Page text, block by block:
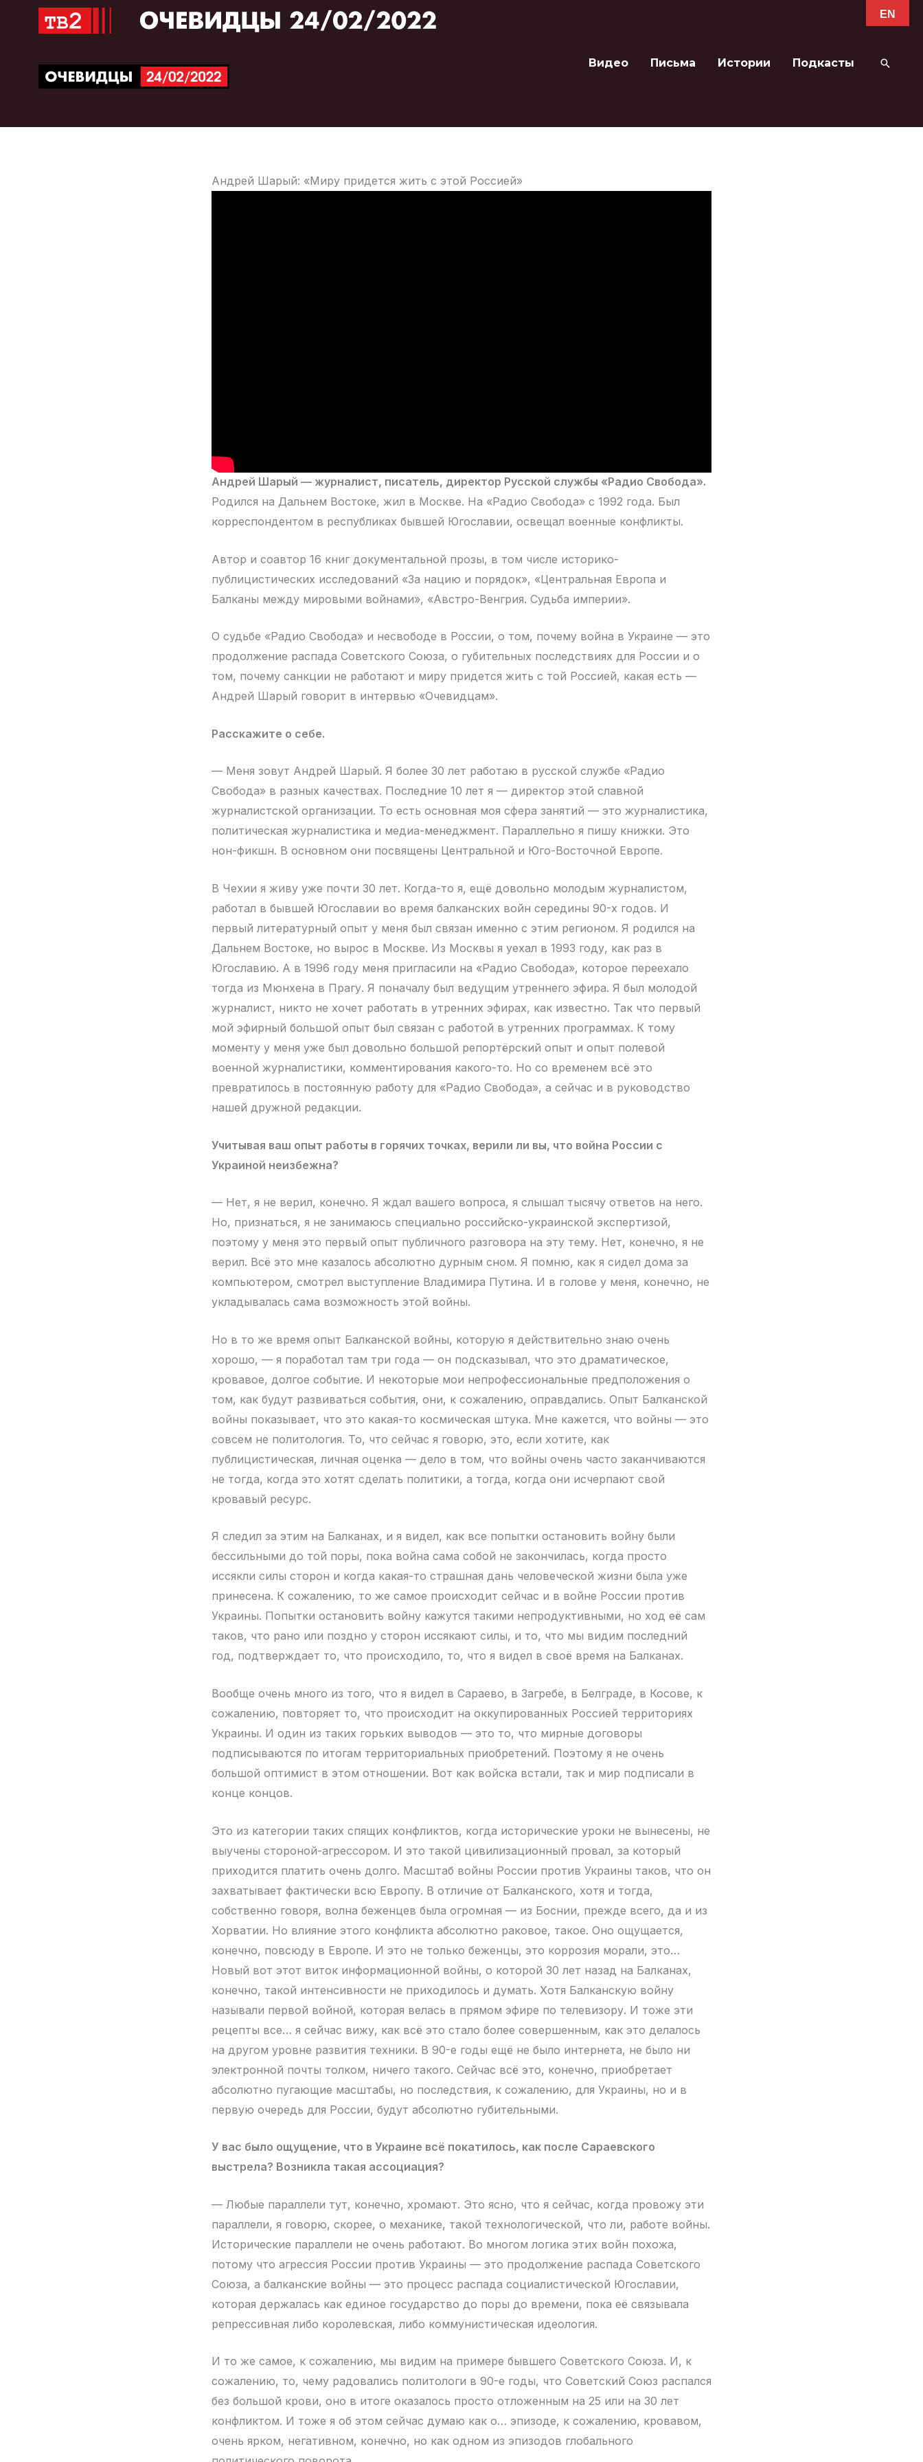
Перейти
Видео Письма Истории Подкасты Поиск
Андрей Шарый: «Миру придется жить с этой Россией»
Андрей Шарый — журналист, писатель, директор Русской службы «Радио Свобода».
Родился на Дальнем Востоке, жил в Москве. На «Радио Свобода» с 1992 года. Был
корреспондентом в республиках бывшей Югославии, освещал военные конфликты.
Автор и соавтор 16 книг документальной прозы, в том числе историко-
публицистических исследований «За нацию и порядок», «Центральная Европа и
Балканы между мировыми войнами», «Австро-Венгрия. Судьба империи».
О судьбе «Радио Свобода» и несвободе в России, о том, почему война в Украине — это
продолжение распада Советского Союза, о губительных последствиях для России и о
том, почему санкции не работают и миру придется жить с той Россией, какая есть —
Андрей Шарый говорит в интервью «Очевидцам».
Расскажите о себе.
— Меня зовут Андрей Шарый. Я более 30 лет работаю в русской службе «Радио
Свобода» в разных качествах. Последние 10 лет я — директор этой славной
журналистской организации. То есть основная моя сфера занятий — это журналистика,
политическая журналистика и медиа-менеджмент. Параллельно я пишу книжки. Это
нон-фикшн. В основном они посвящены Центральной и Юго-Восточной Европе.
В Чехии я живу уже почти 30 лет. Когда-то я, ещё довольно молодым журналистом,
работал в бывшей Югославии во время балканских войн середины 90-х годов. И
первый литературный опыт у меня был связан именно с этим регионом. Я родился на
Дальнем Востоке, но вырос в Москве. Из Москвы я уехал в 1993 году, как раз в
Югославию. А в 1996 году меня пригласили на «Радио Свобода», которое переехало
тогда из Мюнхена в Прагу. Я поначалу был ведущим утреннего эфира. Я был молодой
журналист, никто не хочет работать в утренних эфирах, как известно. Так что первый
мой эфирный большой опыт был связан с работой в утренних программах. К тому
моменту у меня уже был довольно большой репортёрский опыт и опыт полевой
военной журналистики, комментирования какого-то. Но со временем всё это
превратилось в постоянную работу для «Радио Свобода», а сейчас и в руководство
нашей дружной редакции.
Учитывая ваш опыт работы в горячих точках, верили ли вы, что война России с
Украиной неизбежна?
— Нет, я не верил, конечно. Я ждал вашего вопроса, я слышал тысячу ответов на него.
Но, признаться, я не занимаюсь специально российско-украинской экспертизой,
поэтому у меня это первый опыт публичного разговора на эту тему. Нет, конечно, я не
верил. Всё это мне казалось абсолютно дурным сном. Я помню, как я сидел дома за
компьютером, смотрел выступление Владимира Путина. И в голове у меня, конечно, не
укладывалась сама возможность этой войны.
Но в то же время опыт Балканской войны, которую я действительно знаю очень
хорошо, — я поработал там три года — он подсказывал, что это драматическое,
кровавое, долгое событие. И некоторые мои непрофессиональные предположения о
том, как будут развиваться события, они, к сожалению, оправдались. Опыт Балканской
войны показывает, что это какая-то космическая штука. Мне кажется, что войны — это
совсем не политология. То, что сейчас я говорю, это, если хотите, как
публицистическая, личная оценка — дело в том, что войны очень часто заканчиваются
не тогда, когда это хотят сделать политики, а тогда, когда они исчерпают свой
кровавый ресурс.
Я следил за этим на Балканах, и я видел, как все попытки остановить войну были
бессильными до той поры, пока война сама собой не закончилась, когда просто
иссякли силы сторон и когда какая-то страшная дань человеческой жизни была уже
принесена. К сожалению, то же самое происходит сейчас и в войне России против
Украины. Попытки остановить войну кажутся такими непродуктивными, но ход её сам
таков, что рано или поздно у сторон иссякают силы, и то, что мы видим последний
год, подтверждает то, что происходило, то, что я видел в своё время на Балканах.
Вообще очень много из того, что я видел в Сараево, в Загребе, в Белграде, в Косове, к
сожалению, повторяет то, что происходит на оккупированных Россией территориях
Украины. И один из таких горьких выводов — это то, что мирные договоры
подписываются по итогам территориальных приобретений. Поэтому я не очень
большой оптимист в этом отношении. Вот как войска встали, так и мир подписали в
конце концов.
Это из категории таких спящих конфликтов, когда исторические уроки не вынесены, не
выучены стороной-агрессором. И это такой цивилизационный провал, за который
приходится платить очень долго. Масштаб войны России против Украины таков, что он
захватывает фактически всю Европу. В отличие от Балканского, хотя и тогда,
собственно говоря, волна беженцев была огромная — из Боснии, прежде всего, да и из
Хорватии. Но влияние этого конфликта абсолютно раковое, такое. Оно ощущается,
конечно, повсюду в Европе. И это не только беженцы, это коррозия морали, это…
Новый вот этот виток информационной войны, о которой 30 лет назад на Балканах,
конечно, такой интенсивности не приходилось и думать. Хотя Балканскую войну
называли первой войной, которая велась в прямом эфире по телевизору. И тоже эти
рецепты все… я сейчас вижу, как всё это стало более совершенным, как это делалось
на другом уровне развития техники. В 90-е годы ещё не было интернета, не было ни
электронной почты толком, ничего такого. Сейчас всё это, конечно, приобретает
абсолютно пугающие масштабы, но последствия, к сожалению, для Украины, но и в
первую очередь для России, будут абсолютно губительными.
У вас было ощущение, что в Украине всё покатилось, как после Сараевского
выстрела? Возникла такая ассоциация?
— Любые параллели тут, конечно, хромают. Это ясно, что я сейчас, когда провожу эти
параллели, я говорю, скорее, о механике, такой технологической, что ли, работе войны.
Исторические параллели не очень работают. Во многом логика этих войн похожа,
потому что агрессия России против Украины — это продолжение распада Советского
Союза, а балканские войны — это процесс распада социалистической Югославии,
которая держалась как единое государство до поры до времени, пока её связывала
репрессивная либо королевская, либо коммунистическая идеология.
И то же самое, к сожалению, мы видим на примере бывшего Советского Союза. И, к
сожалению, то, чему радовались политологи в 90-е годы, что Советский Союз распался
без большой крови, оно в итоге оказалось просто отложенным на 25 или на 30 лет
конфликтом. И тоже я об этом сейчас думаю как о… эпизоде, к сожалению, кровавом,
очень ярком, негативном, конечно, но как одном из эпизодов глобального
EN